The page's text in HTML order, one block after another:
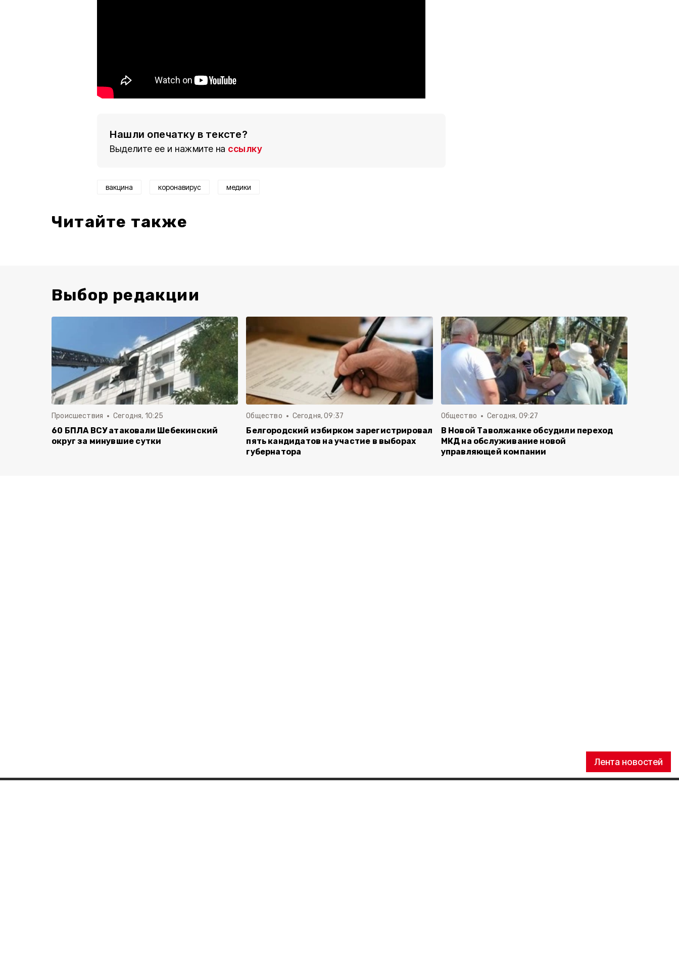
Лента новостей
Нашли опечатку в тексте?
Выделите ее и нажмите на ссылку
вакцина коронавирус медики
Читайте также
Выбор редакции
Происшествия Сегодня, 10:25
60 БПЛА ВСУ атаковали Шебекинский
округ за минувшие сутки
Общество Сегодня, 09:37
Белгородский избирком зарегистрировал
пять кандидатов на участие в выборах
губернатора
Общество Сегодня, 09:27
В Новой Таволжанке обсудили переход
МКД на обслуживание новой
управляющей компании